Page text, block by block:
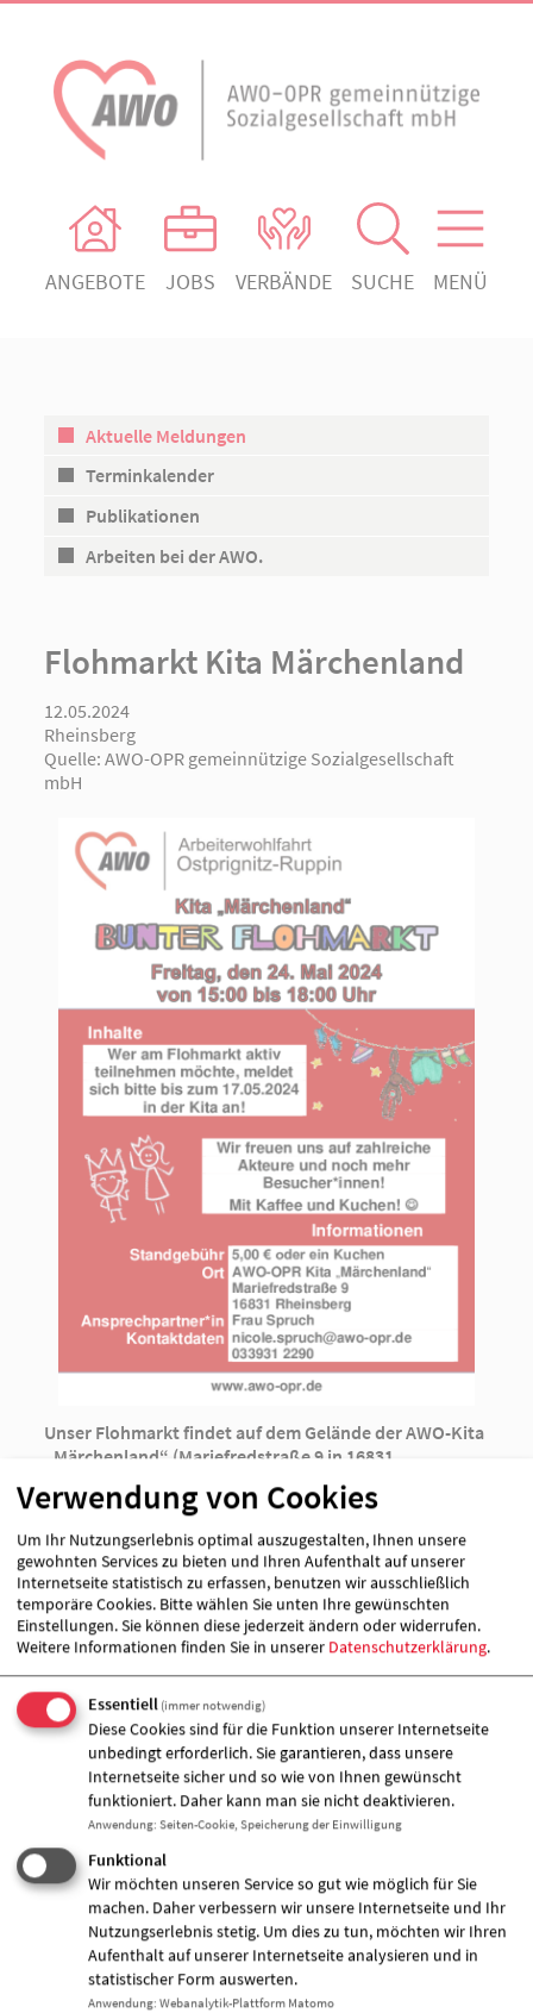
ANGEBOTE JOBS VERBÄNDE SUCHE MENÜ
AWO Ortsverein Rheinsberg
Aktuelle Meldungen
Terminkalender
Publikationen
Arbeiten bei der AWO.
Flohmarkt Kita Märchenland
12.05.2024
Rheinsberg
Quelle: AWO-OPR gemeinnützige Sozialgesellschaft
mbH
Unser Flohmarktfindet auf dem Gelände der AWO-Kita
„Märchenland“ (Mariefredstraße 9 in 16831
Rheinsberg) statt.
Wer am Flohmarkt aktiv teilnehmen möchte, meldet
sich bitte persönlich in der Kita, unter der
Telefonnummer 033931 2290 oder per E-Mail unter
nicole.spruch@awo-opr.de bis zum 17.05.2024 an.
Nicht nur Kindersachen sind gefragt, gern dürfen auch
andere Dinge angeboten werden!
Als Standgebühr nehmen wir 5,00 € oder einen
Kuchen! Der Erlös kommt der Kita „Märchenland“
zugute.
Wir freuen uns über zahlreiche Akteure und noch mehr
Besucher*innen.
Zugeordnete Einrichtung
Verwendung von Cookies
Um Ihr Nutzungserlebnis optimal auszugestalten, Ihnen unsere
gewohnten Services zu bieten und Ihren Aufenthalt auf unserer
Internetseite statistisch zu erfassen, benutzen wir ausschließlich
temporäre Cookies. Bitte wählen Sie unten Ihre gewünschten
Einstellungen. Sie können diese jederzeit ändern oder widerrufen.
Weitere Informationen finden Sie in unserer Datenschutzerklärung.
Essentiell (immer notwendig)
Diese Cookies sind für die Funktion unserer Internetseite
unbedingt erforderlich. Sie garantieren, dass unsere
Internetseite sicher und so wie von Ihnen gewünscht
funktioniert. Daher kann man sie nicht deaktivieren.
Anwendung: Seiten-Cookie, Speicherung der Einwilligung
Funktional
Wir möchten unseren Service so gut wie möglich für Sie
machen. Daher verbessern wir unsere Internetseite und Ihr
Nutzungserlebnis stetig. Um dies zu tun, möchten wir Ihren
Aufenthalt auf unserer Internetseite analysieren und in
statistischer Form auswerten.
Anwendung: Webanalytik-Plattform Matomo